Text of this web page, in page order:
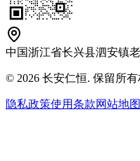
中国浙江省长兴县泗安镇
© 2026 长安仁恒. 保留所有
隐私政策使用条款网站地图